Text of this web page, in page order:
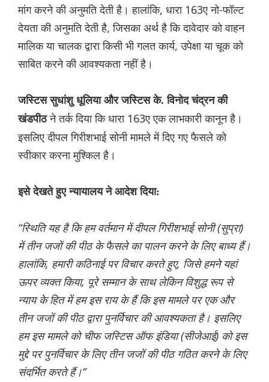
मांग करने की अनुमति देती है। हालांकि, धारा 163ए नो-फॉल्ट
देयता की अनुमति देती है, जिसका अर्थ है कि दावेदार को वाहन
मालिक या चालक द्वारा किसी भी गलत कार्य, उपेक्षा या चूक को
साबित करने की आवश्यकता नहीं है।
जस्टिस सुधांशु धूलिया और जस्टिस के. विनोद चंद्रन की
खंडपीठने तर्क दिया कि धारा 163ए एक लाभकारी कानून है।
इसलिए दीपल गिरीशभाई सोनी मामले में दिए गए फैसले को
स्वीकार करना मुश्किल है।
इसे देखते हुए न्यायालय ने आदेश दिया:
“स्थिति यह है कि हम वर्तमान में दीपल गिरीशभाई सोनी (सुप्रा)
में तीन जजों की पीठ के फैसले का पालन करने के लिए बाध्य हैं।
हालांकि, हमारी कठिनाई पर विचार करते हुए, जिसे हमने यहां
ऊपर व्यक्त किया, पूरे सम्मान के साथ लेकिन विशुद्ध रूप से
न्याय के हित में हम इस राय के हैं कि इस मामले पर एक और
तीन जजों की पीठ द्वारा पुनर्विचार की आवश्यकता है। इसलिए
हम इस मामले को चीफ जस्टिस ऑफ इंडिया (सीजेआई) को इस
मुद्दे पर पुनर्विचार के लिए तीन जजों की पीठ गठित करने के लिए
संदर्भित करते हैं।”